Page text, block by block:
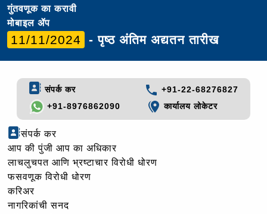
गुंतवणूक का करावी
मोबाइल ॲप
11/11/2024 - पृष्ठ अंतिम अद्यतन तारीख
संपर्क कर
+91-22-68276827
+91-8976862090
कार्यालय लोकेटर
संपर्क कर
आप की पुंजी आप का अधिकार
लाचलुचपत आणि भ्रष्टाचार विरोधी धोरण
फसवणूक विरोधी धोरण
करिअर
नागरिकांची सनद